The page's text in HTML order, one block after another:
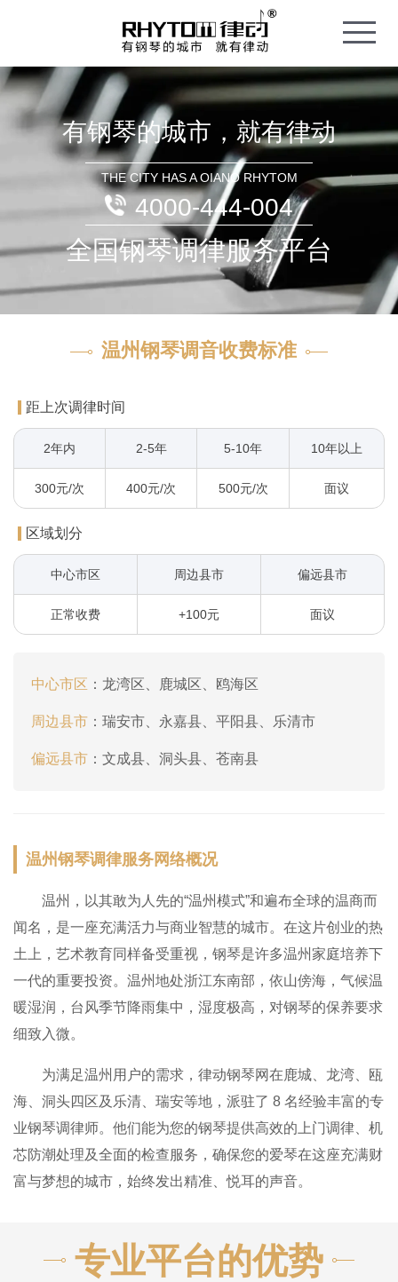
l
e
a
i
g
a
o
n
有钢琴的城市，就有律动
THE CITY HAS A OIANO RHYTOM
4000-444-004
全国钢琴调律服务平台
温州钢琴调音收费标准
距上次调律时间
2年内 2-5年 5-10年 10年以上
300元/次 400元/次 500元/次 面议
区域划分
中心市区 周边县市 偏远县市
正常收费 +100元 面议
中心市区 ： 龙湾区、鹿城区、鸥海区
周边县市 ： 瑞安市、永嘉县、平阳县、乐清市
偏远县市 ： 文成县、洞头县、苍南县
温州钢琴调律服务网络概况
温州，以其敢为人先的“温州模式”和遍布全球的温商而
闻名，是一座充满活力与商业智慧的城市。在这片创业的热
土上，艺术教育同样备受重视，钢琴是许多温州家庭培养下
一代的重要投资。温州地处浙江东南部，依山傍海，气候温
暖湿润，台风季节降雨集中，湿度极高，对钢琴的保养要求
细致入微。
为满足温州用户的需求，律动钢琴网在鹿城、龙湾、瓯
海、洞头四区及乐清、瑞安等地，派驻了 8 名经验丰富的专
业钢琴调律师。他们能为您的钢琴提供高效的上门调律、机
芯防潮处理及全面的检查服务，确保您的爱琴在这座充满财
富与梦想的城市，始终发出精准、悦耳的声音。
专业平台的优势